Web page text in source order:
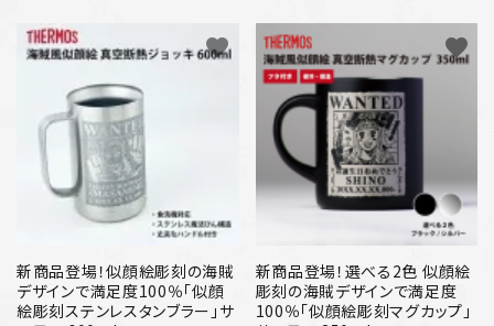
新商品登場！似顔絵彫刻の海賊
デザインで満足度100％「似顔
絵彫刻ステンレスタンブラー」サ
favorite
新商品登場！選べる2色 似顔絵
彫刻の海賊デザインで満足度
100％「似顔絵彫刻マグカップ」
favorite